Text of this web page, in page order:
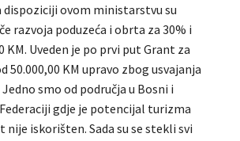
dispoziciji ovom ministarstvu su
razvoja poduzeća i obrta za 30% i
KM. Uveden je po prvi put Grant za
50.000,00 KM upravo zbog usvajanja
smo od područja u Bosni i
gdje je potencijal turizma
iskorišten. Sada su se stekli svi